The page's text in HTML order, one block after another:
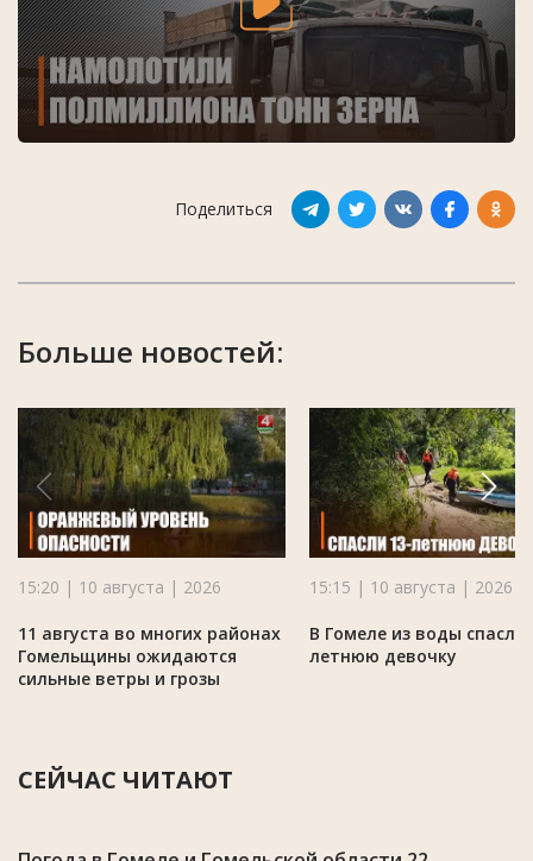
Поделиться
Больше новостей:
15:20 | 10 августа | 2026
11 августа во многих районах
Гомельщины ожидаются
сильные ветры и грозы
15:15 | 10 августа | 2026
В Гомеле из воды спасли
летнюю девочку
СЕЙЧАС ЧИТАЮТ